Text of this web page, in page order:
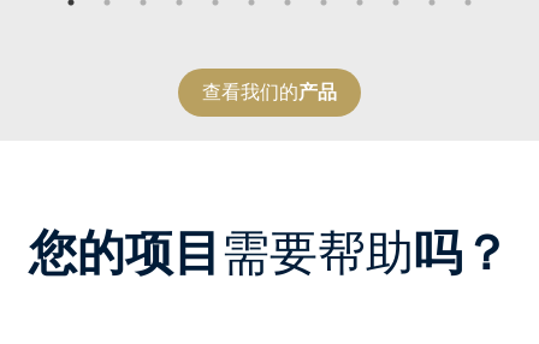
查看我们的产品
您的项目需要帮助吗？